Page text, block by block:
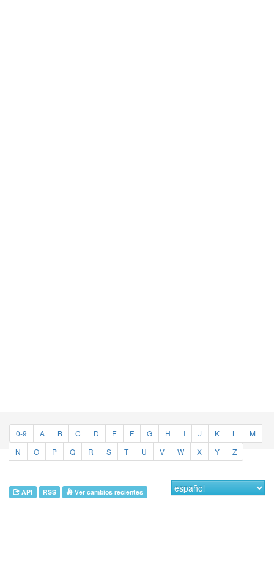
0-9 A B C D E F G H I J K L
M
N
O P Q R S T U V W X Y Z
API RSS Ver cambios recientes